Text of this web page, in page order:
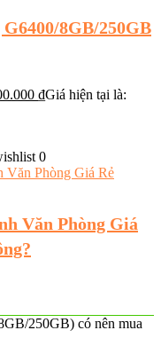
8GB/250GB
₫Giá hiện tại là:
0
Văn Phòng Giá